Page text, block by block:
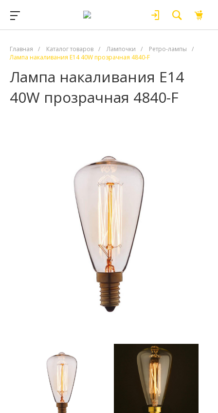
Главная / Каталог товаров / Лампочки / Ретро-лампы
/
Лампа накаливания E14 40W прозрачная 4840-F
Лампа накаливания E14
40W прозрачная 4840-F